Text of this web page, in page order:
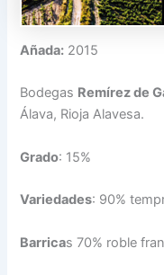
Añada: 2015
Bodegas Remírez de
Álava, Rioja Alavesa.
Grado: 15%
Variedades: 90%
Barricas 70% roble